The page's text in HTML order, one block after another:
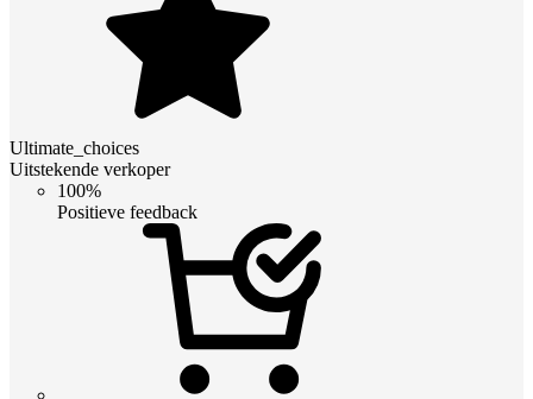
Ultimate_choices
Uitstekende verkoper
100%
Positieve feedback